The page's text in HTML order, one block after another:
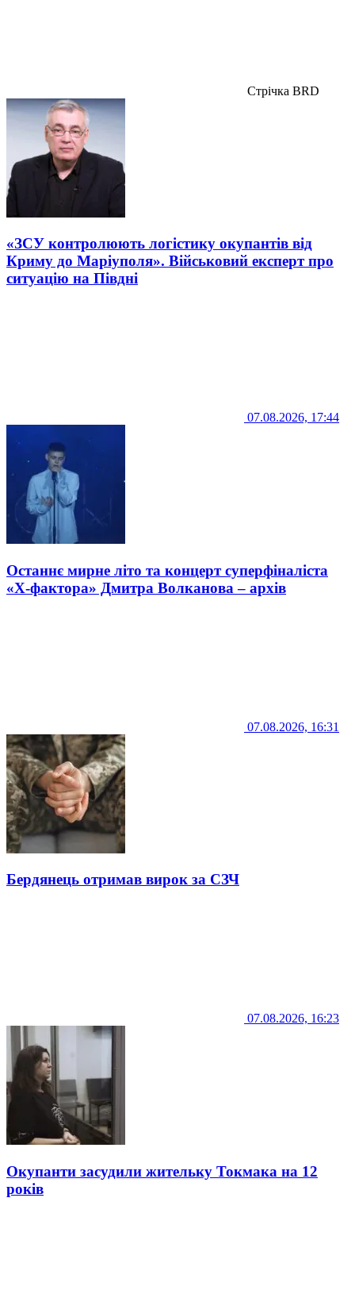
Стрічка BRD
«ЗСУ контролюють логістику окупантів від
Криму до Маріуполя». Військовий експерт про
ситуацію на Півдні
07.08.2026, 17:44
Останнє мирне літо та концерт суперфіналіста
«Х-фактора» Дмитра Волканова – архів
07.08.2026, 16:31
Бердянець отримав вирок за СЗЧ
07.08.2026, 16:23
Окупанти засудили жительку Токмака на 12
років